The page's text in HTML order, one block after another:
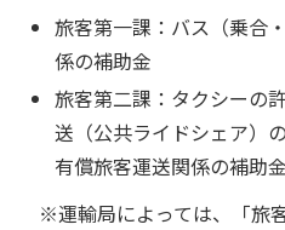
旅客第一課：バス（乗合
係の補助金
旅客第二課：タクシーの
送（公共ライドシェア）
有償旅客運送関係の補助金
※運輸局によっては、「旅